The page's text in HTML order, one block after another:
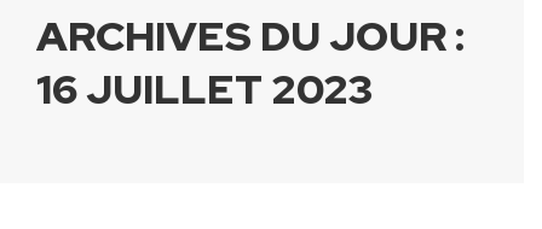
ARCHIVES DU JOUR :
16 JUILLET 2023